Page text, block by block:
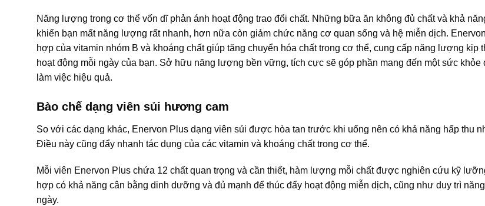
Năng lượng trong cơ thể vốn dĩ phản ánh hoạt động trao đổi chất. Những bữa ăn không đủ chất và khả
khiến bạn mất năng lượng rất nhanh, hơn nữa còn giảm chức năng cơ quan sống và hệ miễn dịch.
hợp của vitamin nhóm B và khoáng chất giúp tăng chuyển hóa chất trong cơ thể, cung cấp năng lượng kịp
hoạt động mỗi ngày của bạn. Sở hữu năng lượng bền vững, tích cực sẽ góp phần mang đến một sức khỏe
làm việc hiệu quả.
Bào chế dạng viên sủi hương cam
So với các dạng khác, Enervon Plus dạng viên sủi được hòa tan trước khi uống nên có khả năng hấp thu
Điều này cũng đẩy nhanh tác dụng của các vitamin và khoáng chất trong cơ thể.
Mỗi viên Enervon Plus chứa 12 chất quan trọng và cần thiết, hàm lượng mỗi chất được nghiên cứu kỹ
hợp có khả năng cân bằng dinh dưỡng và đủ mạnh để thúc đẩy hoạt động miễn dịch, cũng như duy trì
ngày.